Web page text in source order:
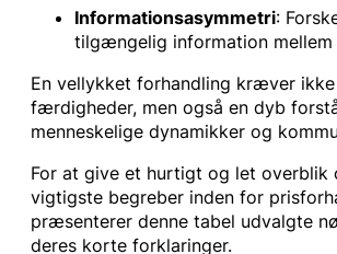
Informationsasymmetri:
tilgængelig information mellem
En vellykket forhandling kræver
færdigheder, men også en dyb
menneskelige dynamikker og
For at give et hurtigt og let overblik
vigtigste begreber inden for
præsenterer denne tabel udvalgte
deres korte forklaringer.